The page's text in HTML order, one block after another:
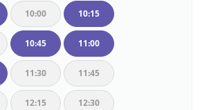
10:00 10:15
10:45 11:00
11:30 11:45
12:15 12:30